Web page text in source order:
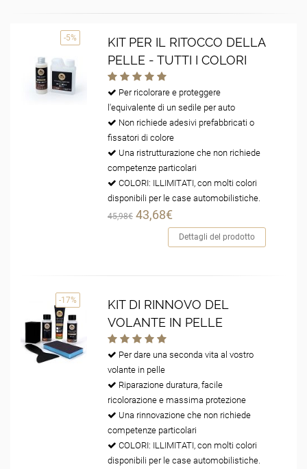
-5%
KIT PER IL RITOCCO DELLA
PELLE - TUTTI I COLORI
Per ricolorare e proteggere
l'equivalente di un sedile per auto
Non richiede adesivi prefabbricati o
fissatori di colore
Una ristrutturazione che non richiede
competenze particolari
COLORI: ILLIMITATI, con molti colori
disponibili per le case automobilistiche.
45,98€ 43,68€
Dettagli del prodotto
-17%
KIT DI RINNOVO DEL
VOLANTE IN PELLE
Per dare una seconda vita al vostro
volante in pelle
Riparazione duratura, facile
ricolorazione e massima protezione
Una rinnovazione che non richiede
competenze particolari
COLORI: ILLIMITATI, con molti colori
disponibili per le case automobilistiche.